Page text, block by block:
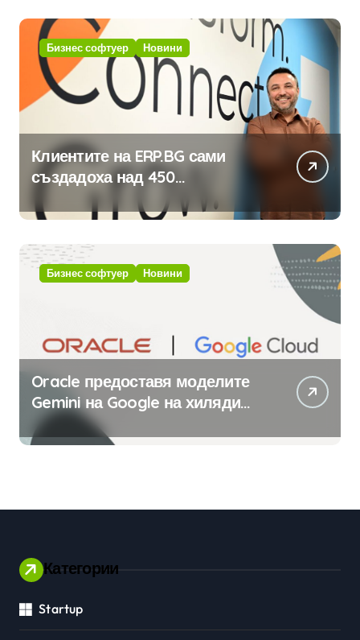
Бизнес софтуер Новини
Клиентите на ERP.BG сами
създадоха над 450
приложения за ERP системата
с помощта на вградения в нея
изкуствен интелект
Бизнес софтуер Новини
Oracle предоставя моделите
Gemini на Google на хиляди
клиенти на бизнес
приложения
Категории
Startup